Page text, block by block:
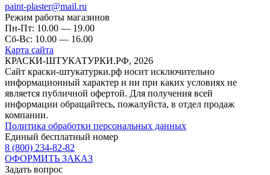
paint-plaster@mail.ru
Режим работы магазинов
Пн-Пт: 10.00 — 19.00
Сб-Вс: 10.00 — 16.00
Карта сайта
КРАСКИ-ШТУКАТУРКИ.РФ, 2026
Cайт краски-штукатурки.рф носит исключительно
информационный характер и ни при каких условиях не
является публичной офертой. Для получения всей
информации обращайтесь, пожалуйста, в отдел продаж
компании.
Политика обработки персональных данных
Единый бесплатный номер
8 (800) 234-82-82
ОФОРМИТЬ ЗАКАЗ
Задать вопрос